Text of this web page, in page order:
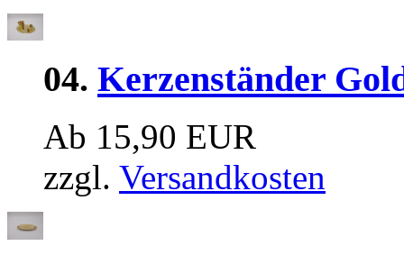
04. Kerzenständer
Ab 15,90 EUR
zzgl. Versandkosten